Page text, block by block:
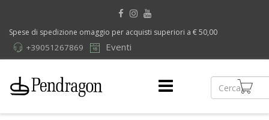
Spese di spedizione omaggio per acquisti superiori a € 50,00
Eventi
+39051267869